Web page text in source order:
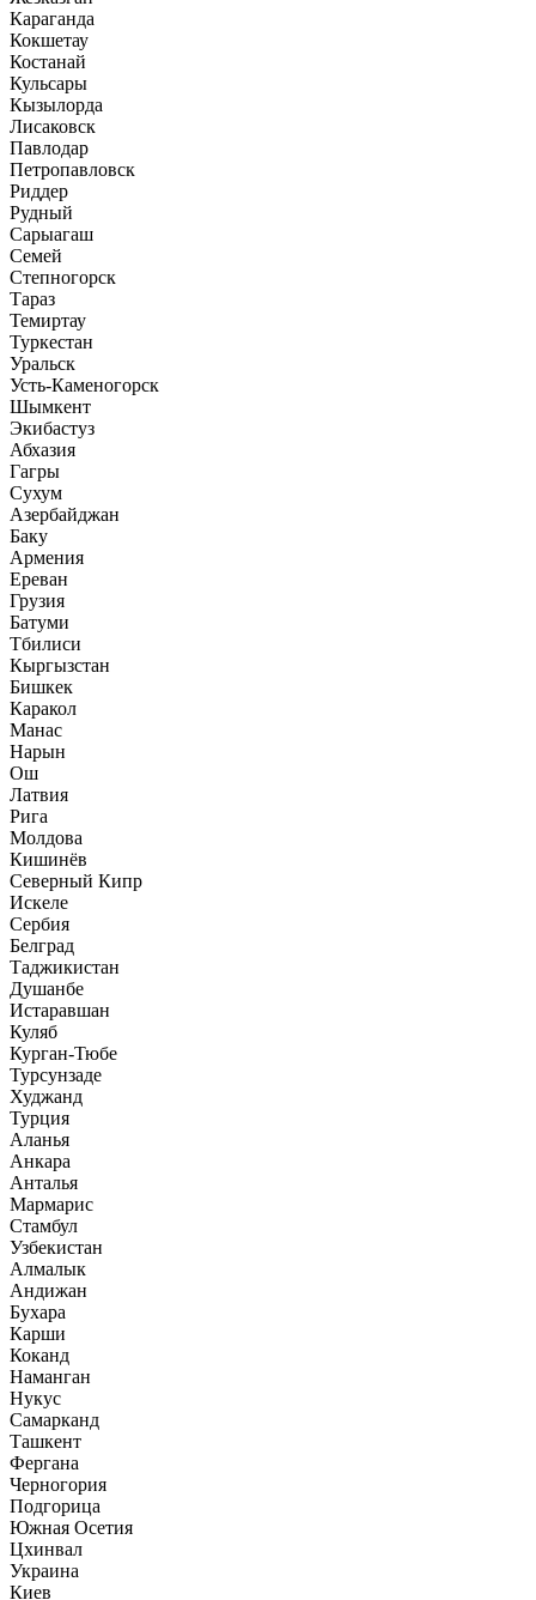
Караганда
Кокшетау
Костанай
Кульсары
Кызылорда
Лисаковск
Павлодар
Петропавловск
Риддер
Рудный
Сарыагаш
Семей
Степногорск
Тараз
Темиртау
Туркестан
Уральск
Усть-Каменогорск
Шымкент
Экибастуз
Абхазия
Гагры
Сухум
Азербайджан
Баку
Армения
Ереван
Грузия
Батуми
Тбилиси
Кыргызстан
Бишкек
Каракол
Манас
Нарын
Ош
Латвия
Рига
Молдова
Кишинёв
Северный Кипр
Искеле
Сербия
Белград
Таджикистан
Душанбе
Истаравшан
Куляб
Курган-Тюбе
Турсунзаде
Худжанд
Турция
Аланья
Анкара
Анталья
Мармарис
Стамбул
Узбекистан
Алмалык
Андижан
Бухара
Карши
Коканд
Наманган
Нукус
Самарканд
Ташкент
Фергана
Черногория
Подгорица
Южная Осетия
Цхинвал
Украина
Киев